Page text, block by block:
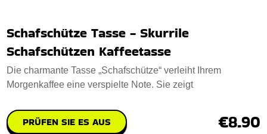
Schafschütze Tasse - Skurrile
Schafschützen Kaffeetasse
Die charmante Tasse „Schafschütze“ verleiht Ihrem
Morgenkaffee eine verspielte Note. Sie zeigt
PRÜFEN SIE ES AUS €8.90